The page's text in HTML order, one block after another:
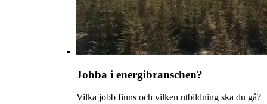
Jobba i energibranschen?
Vilka jobb finns och vilken utbildning ska du gå?